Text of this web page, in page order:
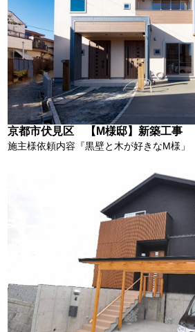
京都市伏見区 【M様邸】新築工事
施主様依頼内容『黒壁と木が好きなM様」